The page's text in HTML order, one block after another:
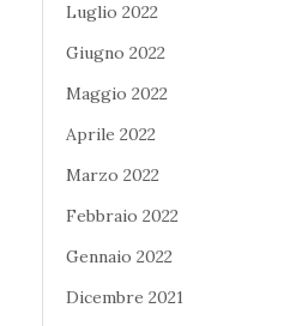
Luglio 2022
Giugno 2022
Maggio 2022
Aprile 2022
Marzo 2022
Febbraio 2022
Gennaio 2022
Dicembre 2021